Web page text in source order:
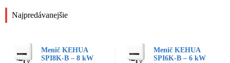
Najpredávanejšie
Menič KEHUA
SPI8K-B – 8 kW
Menič KEHUA
SPI6K-B – 6 kW